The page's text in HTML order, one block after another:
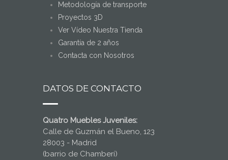
Metodología de transporte
Proyectos 3D
Ver Vídeo Nuestra Tienda
Garantía de 2 años
Contacta con Nosotros
DATOS DE CONTACTO
Quatro Muebles Juveniles:
Calle de Guzmán el Bueno, 123
28003 - Madrid
(barrio de Chamberí)